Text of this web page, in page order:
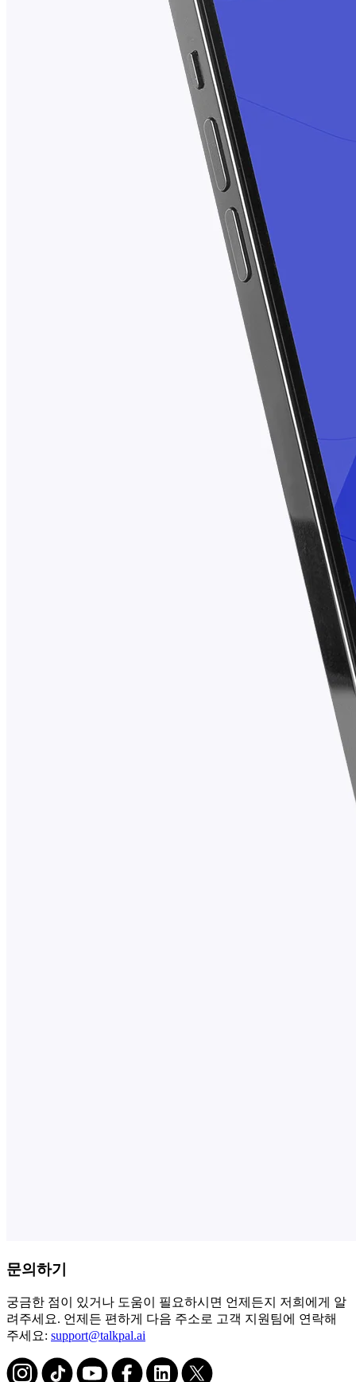
문의하기
궁금한 점이 있거나 도움이 필요하시면 언제든지 저희에게 알
려주세요. 언제든 편하게 다음 주소로 고객 지원팀에 연락해
주세요: support@talkpal.ai